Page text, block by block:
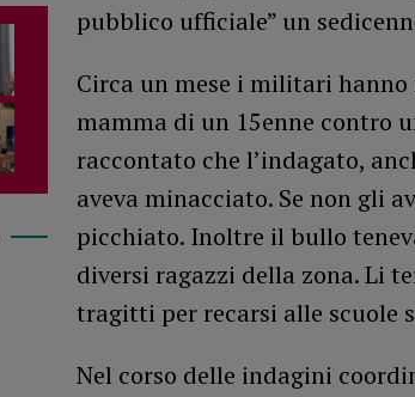
pubblico ufficiale” un
Circa un mese i militari
mamma di un 15enne contro
raccontato che l’indagato,
aveva minacciato. Se non gli
picchiato. Inoltre il bullo
diversi ragazzi della zona. Li
tragitti per recarsi alle scuole
Nel corso delle indagini